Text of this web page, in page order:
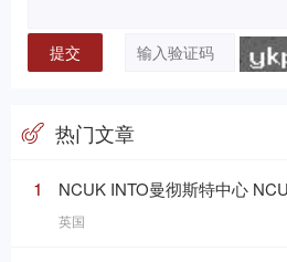
热门文章
1 NCUK INTO曼彻斯特中心 NCUK
英国